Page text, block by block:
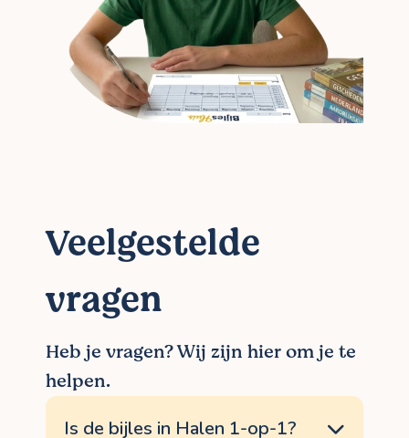
Veelgestelde
vragen
Heb je vragen? Wij zijn hier om je te
helpen.
Is de bijles in Halen 1-op-1?